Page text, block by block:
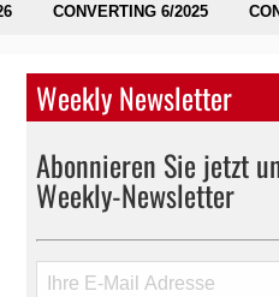
CONVERTING 6/2025
Weekly Newsletter
Abonnieren Sie jetzt
Weekly-Newsletter